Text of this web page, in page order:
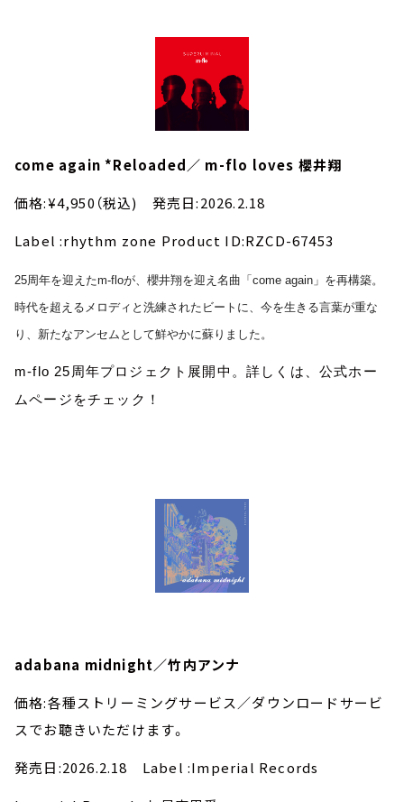
come again *Reloaded／ m-flo loves 櫻井翔
価格:¥4,950（税込) 発売日:2026.2.18
Label :rhythm zone Product ID:RZCD-67453
25周年を迎えたm-floが、櫻井翔を迎え名曲「come again」を再構築。
時代を超えるメロディと洗練されたビートに、今を生きる言葉が重な
り、新たなアンセムとして鮮やかに蘇りました。
m-flo 25周年プロジェクト展開中。詳しくは、公式ホー
ムページをチェック！
adabana midnight／竹内アンナ
価格:各種ストリーミングサービス／ダウンロードサービ
スでお聴きいただけます。
発売日:2026.2.18 Label :Imperial Records